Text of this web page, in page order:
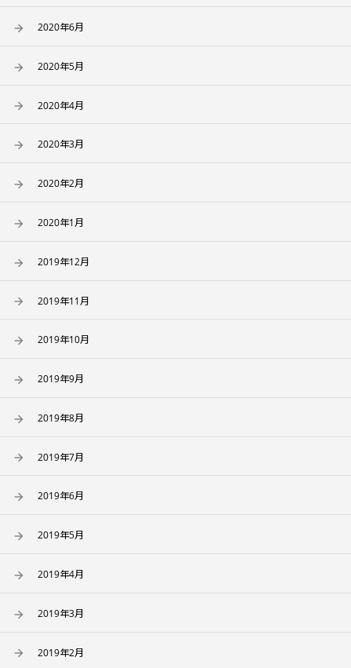
2020年6月
2020年5月
2020年4月
2020年3月
2020年2月
2020年1月
2019年12月
2019年11月
2019年10月
2019年9月
2019年8月
2019年7月
2019年6月
2019年5月
2019年4月
2019年3月
2019年2月